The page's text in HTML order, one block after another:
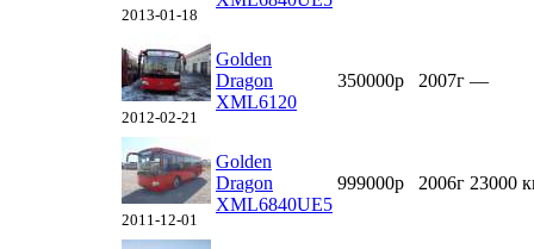
2013-01-18
2012-02-21
Golden
Dragon
XML6120
350000р 2007г —
2011-12-01
Golden
Dragon
XML6840UE5
999000р 2006г 23000